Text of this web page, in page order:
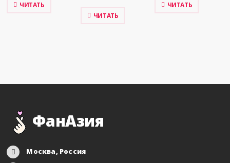
ЧИТАТЬ
ЧИТАТЬ
ЧИТАТЬ
ФанАзия
Москва, Россия